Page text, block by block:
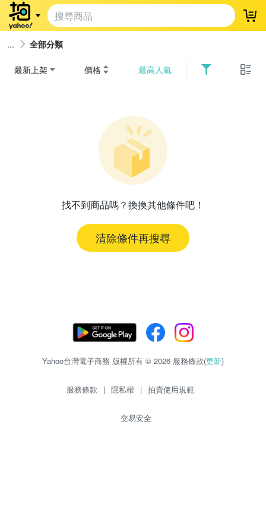
登
全部分類
最新上架 價格 最高人氣
找不到商品嗎？換換其他條件吧！
清除條件再搜尋
Yahoo台灣電子商務 版權所有 © 2026 服務條款(更新)
服務條款 | 隱私權 | 拍賣使用規範
交易安全